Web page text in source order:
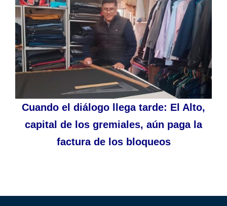
Cuando el diálogo llega tarde: El Alto,
capital de los gremiales, aún paga la
factura de los bloqueos